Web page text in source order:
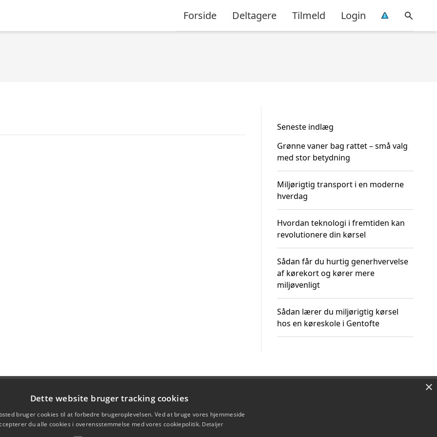
Forside Deltagere Tilmeld Login
Seneste indlæg
Grønne vaner bag rattet – små valg
med stor betydning
Miljørigtig transport i en moderne
hverdag
Hvordan teknologi i fremtiden kan
revolutionere din kørsel
Sådan får du hurtig generhvervelse
af kørekort og kører mere
miljøvenligt
Sådan lærer du miljørigtig kørsel
hos en køreskole i Gentofte
×
Dette website bruger tracking cookies
bruger cookies til at forbedre brugeroplevelsen. Ved at bruge vores hjemmeside
du alle cookies i overensstemmelse med vores cookiepolitik. Detaljer